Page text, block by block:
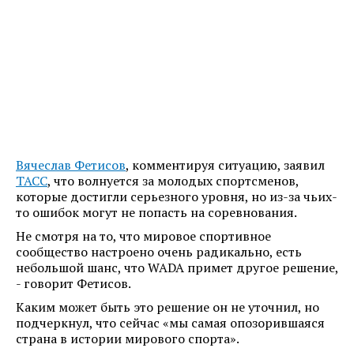
Вячеслав Фетисов, комментируя ситуацию, заявил
ТАСС, что волнуется за молодых спортсменов,
которые достигли серьезного уровня, но из-за чьих-
то ошибок могут не попасть на соревнования.
Не смотря на то, что мировое спортивное
сообщество настроено очень радикально, есть
небольшой шанс, что WADA примет другое решение,
- говорит Фетисов.
Каким может быть это решение он не уточнил, но
подчеркнул, что сейчас «мы самая опозорившаяся
страна в истории мирового спорта».